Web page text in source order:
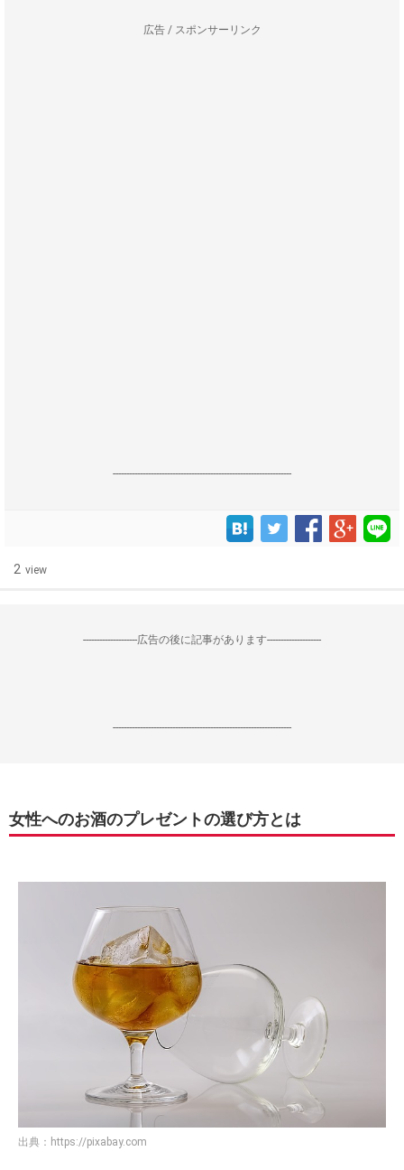
広告 / スポンサーリンク
------------------------------------------------------------------
2 view
--------------------広告の後に記事があります--------------------
------------------------------------------------------------------
女性へのお酒のプレゼントの選び方とは
出典： https://pixabay.com